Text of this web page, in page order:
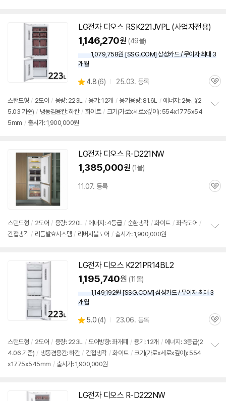
LG전자 디오스 RSK221JVPL (사업자전용)
1,146,270원 (49몰)
1,079,758원 [SSG.COM] 삼성카드 / 무이자 최대 3
개월
별
점
4.8 (상
리
뷰
6) 25.03. 등록
관
스탠드형 / 2도어 / 용량: 223L / 용기: 12개 / 용기용량: 81.6L / 에너지: 2등급(2
5.03 기준) / 냉동겸용칸: 하칸 / 화이트 / 크기(가로x세로x깊이): 554x1775x54
5mm / 출시가: 1,900,000원
LG전자 디오스 R-D221NW
1,385,000원 (1몰)
11.07. 등록
관
스탠드형 / 2도어 / 용량: 220L / 에너지: 4등급 / 순환냉각 / 화이트 / 좌측도어 /
간접냉각 / 리듬발효시스템 / 리버시블도어 / 출시가: 1,900,000원
LG전자 디오스 K221PR14BL2
1,195,740원 (11몰)
1,149,192원 [SSG.COM] 삼성카드 / 무이자 최대 3
개월
별
5.0 (상
리
뷰
4) 23.06. 등록
관
스탠드형 / 2도어 / 용량: 223L / 도어방향: 좌개폐 / 용기: 12개 / 에너지: 3등급(2
4.06 기준) / 냉동겸용칸: 하칸 / 간접냉각 / 화이트 / 크기(가로x세로x깊이): 554
x1775x545mm / 출시가: 1,900,000원
LG전자 디오스 R-D222NW
세부정보 열기/접기